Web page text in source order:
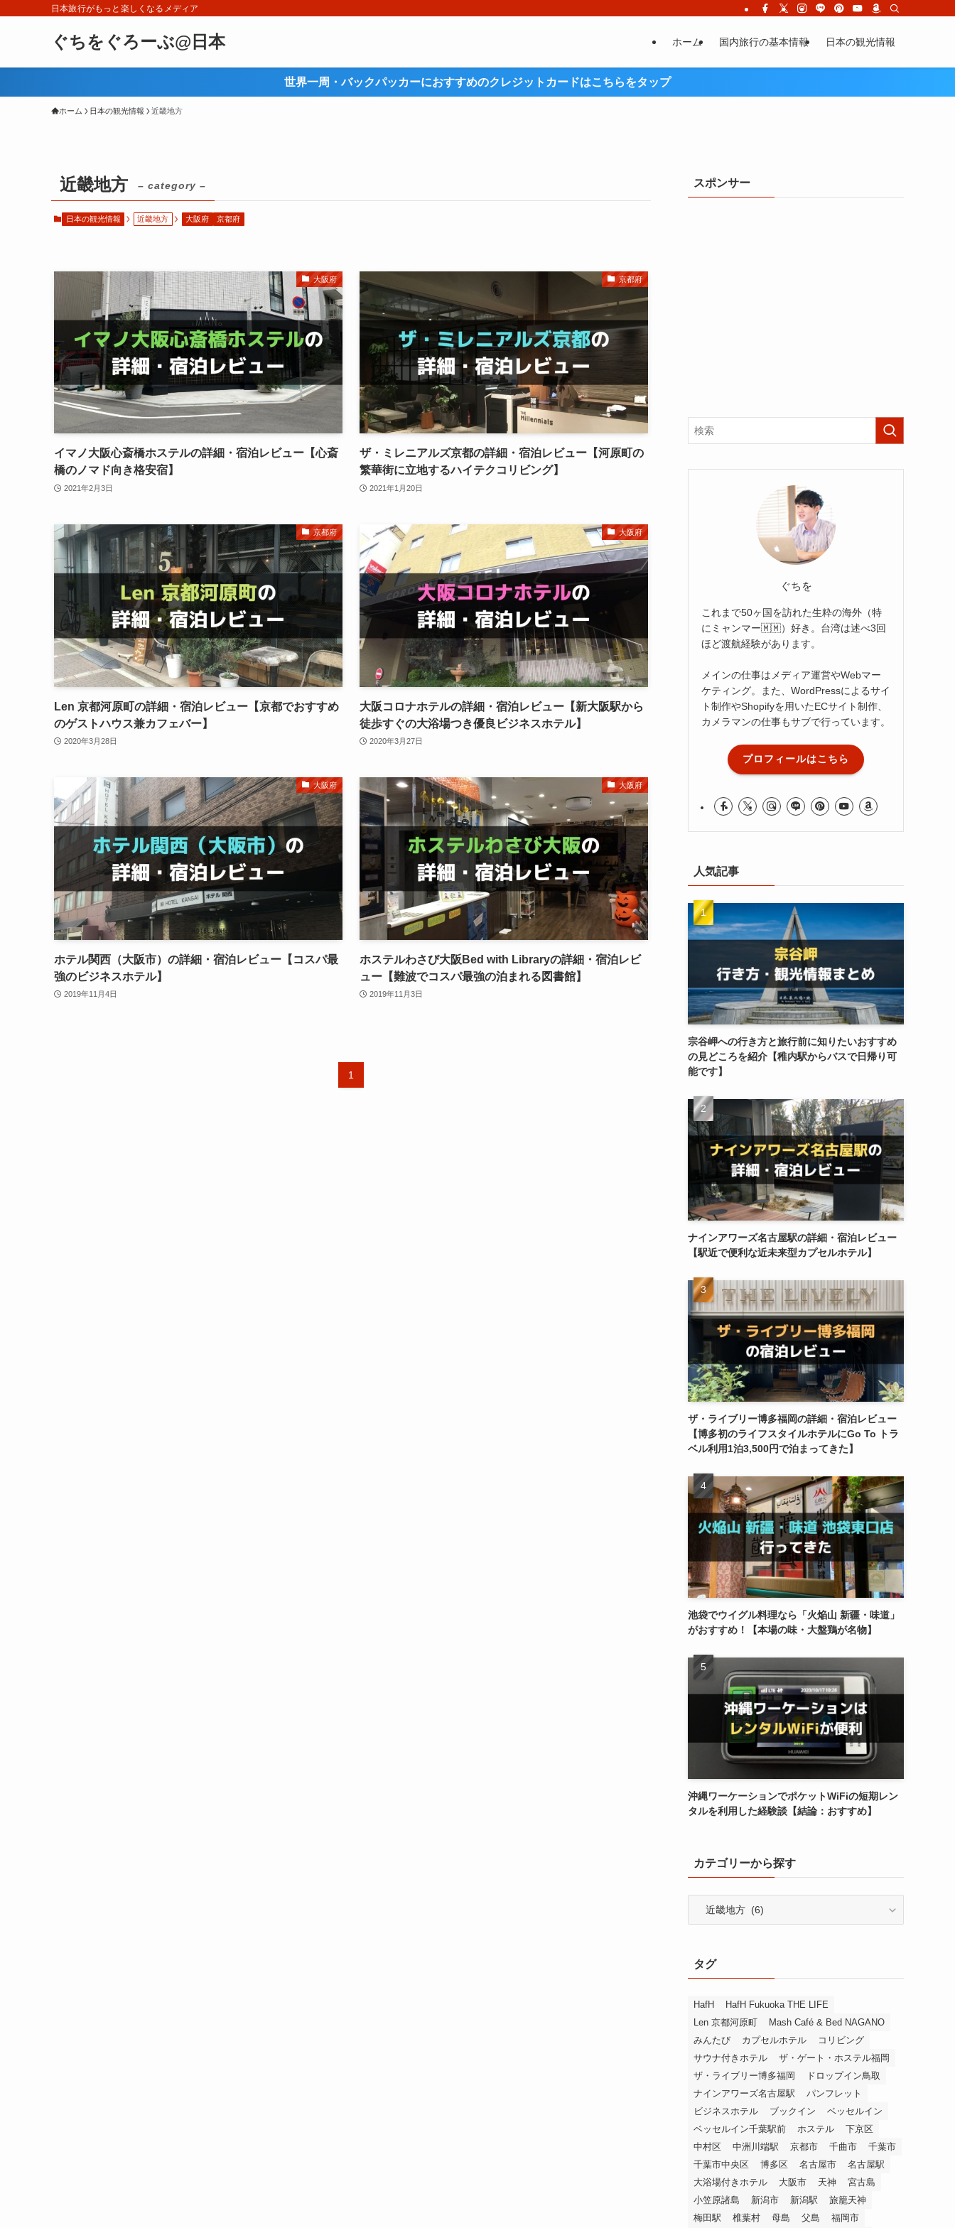
日本旅行がもっと楽しくなるメディア
ぐちをぐろーぶ@日本 ホーム 国内旅行の基本情報 日本の観光情報
世界一周・バックパッカーにおすすめのクレジットカードはこちらをタップ
ホーム 日本の観光情報 近畿地方
近畿地方 – category –
日本の観光情報 近畿地方 大阪府 京都府
大阪府
イマノ大阪心斎橋ホステルの詳細・宿泊レビュー【心斎
橋のノマド向き格安宿】
2021年2月3日
京都府
ザ・ミレニアルズ京都の詳細・宿泊レビュー【河原町の
繁華街に立地するハイテクコリビング】
2021年1月20日
京都府
Len 京都河原町の詳細・宿泊レビュー【京都でおすすめ
のゲストハウス兼カフェバー】
2020年3月28日
大阪府
大阪コロナホテルの詳細・宿泊レビュー【新大阪駅から
徒歩すぐの大浴場つき優良ビジネスホテル】
2020年3月27日
大阪府
ホテル関西（大阪市）の詳細・宿泊レビュー【コスパ最
強のビジネスホテル】
2019年11月4日
大阪府
ホステルわさび大阪Bed with Libraryの詳細・宿泊レビ
ュー【難波でコスパ最強の泊まれる図書館】
2019年11月3日
1
スポンサー
ぐちを
これまで50ヶ国を訪れた生粋の海外（特
にミャンマー🇲🇲）好き。台湾は述べ3回
ほど渡航経験があります。
メインの仕事はメディア運営やWebマー
ケティング。また、WordPressによるサイ
ト制作やShopifyを用いたECサイト制作、
カメラマンの仕事もサブで行っています。
プロフィールはこちら
人気記事
宗谷岬への行き方と旅行前に知りたいおすすめ
の見どころを紹介【稚内駅からバスで日帰り可
能です】
ナインアワーズ名古屋駅の詳細・宿泊レビュー
【駅近で便利な近未来型カプセルホテル】
ザ・ライブリー博多福岡の詳細・宿泊レビュー
【博多初のライフスタイルホテルにGo To トラ
ベル利用1泊3,500円で泊まってきた】
池袋でウイグル料理なら「火焔山 新疆・味道」
がおすすめ！【本場の味・大盤鶏が名物】
沖縄ワーケーションでポケットWiFiの短期レン
タルを利用した経験談【結論：おすすめ】
カテゴリーから探す
ー
か
探
す
タグ
HafH
HafH Fukuoka THE LIFE
Len 京都河原町
Mash Café & Bed NAGANO
みんたび
カプセルホテル
コリビング
サウナ付きホテル
ザ・ゲート・ホステル福岡
ザ・ライブリー博多福岡
ドロップイン鳥取
ナインアワーズ名古屋駅
パンフレット
ビジネスホテル
ブックイン
ベッセルイン
ベッセルイン千葉駅前
ホステル
下京区
中村区
中洲川端駅 京都市 千曲市
千葉市
千葉市中央区
博多区 名古屋市
名古屋駅
大浴場付きホテル
大阪市 天神
宮古島
小笠原諸島
新潟市 新潟駅
旅籠天神
梅田駅
椎葉村 母島 父島 福岡市